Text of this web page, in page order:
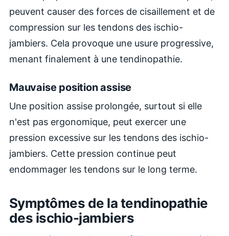
peuvent causer des forces de cisaillement et de
compression sur les tendons des ischio-
jambiers. Cela provoque une usure progressive,
menant finalement à une tendinopathie.
Mauvaise position assise
Une position assise prolongée, surtout si elle
n'est pas ergonomique, peut exercer une
pression excessive sur les tendons des ischio-
jambiers. Cette pression continue peut
endommager les tendons sur le long terme.
Symptômes de la tendinopathie
des ischio-jambiers